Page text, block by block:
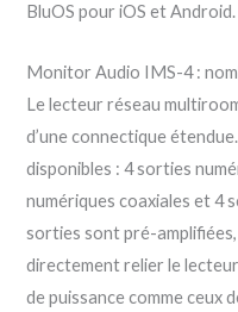
BluOS pour iOS et Android.
Monitor Audio IMS-4 :
Le lecteur réseau
d’une connectique
disponibles : 4 sorties
numériques coaxiales et 4
sorties sont pré-amplifiées,
directement relier le
de puissance comme ceux